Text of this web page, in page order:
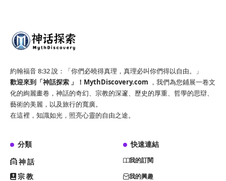
約翰福音 8:32 說：「你們必曉得真理，真理必叫你們得以自由。」
歡迎來到「神話探索 」！ MythDiscovery.com ，我們為您鋪展一卷文
化的絢麗畫卷，神話的奇幻、宗教的深邃、歷史的厚重、哲學的思辯、
藝術的美麗，以及旅行的寬廣。
在這裡，知識如光，照亮心靈的自由之途。
分類
神話
宗教
快速連結
我的訂閱
我的興趣